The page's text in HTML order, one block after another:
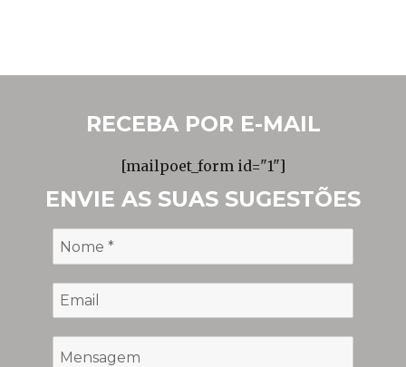
RECEBA POR E-MAIL
[mailpoet_form id="1"]
ENVIE AS SUAS SUGESTÕES